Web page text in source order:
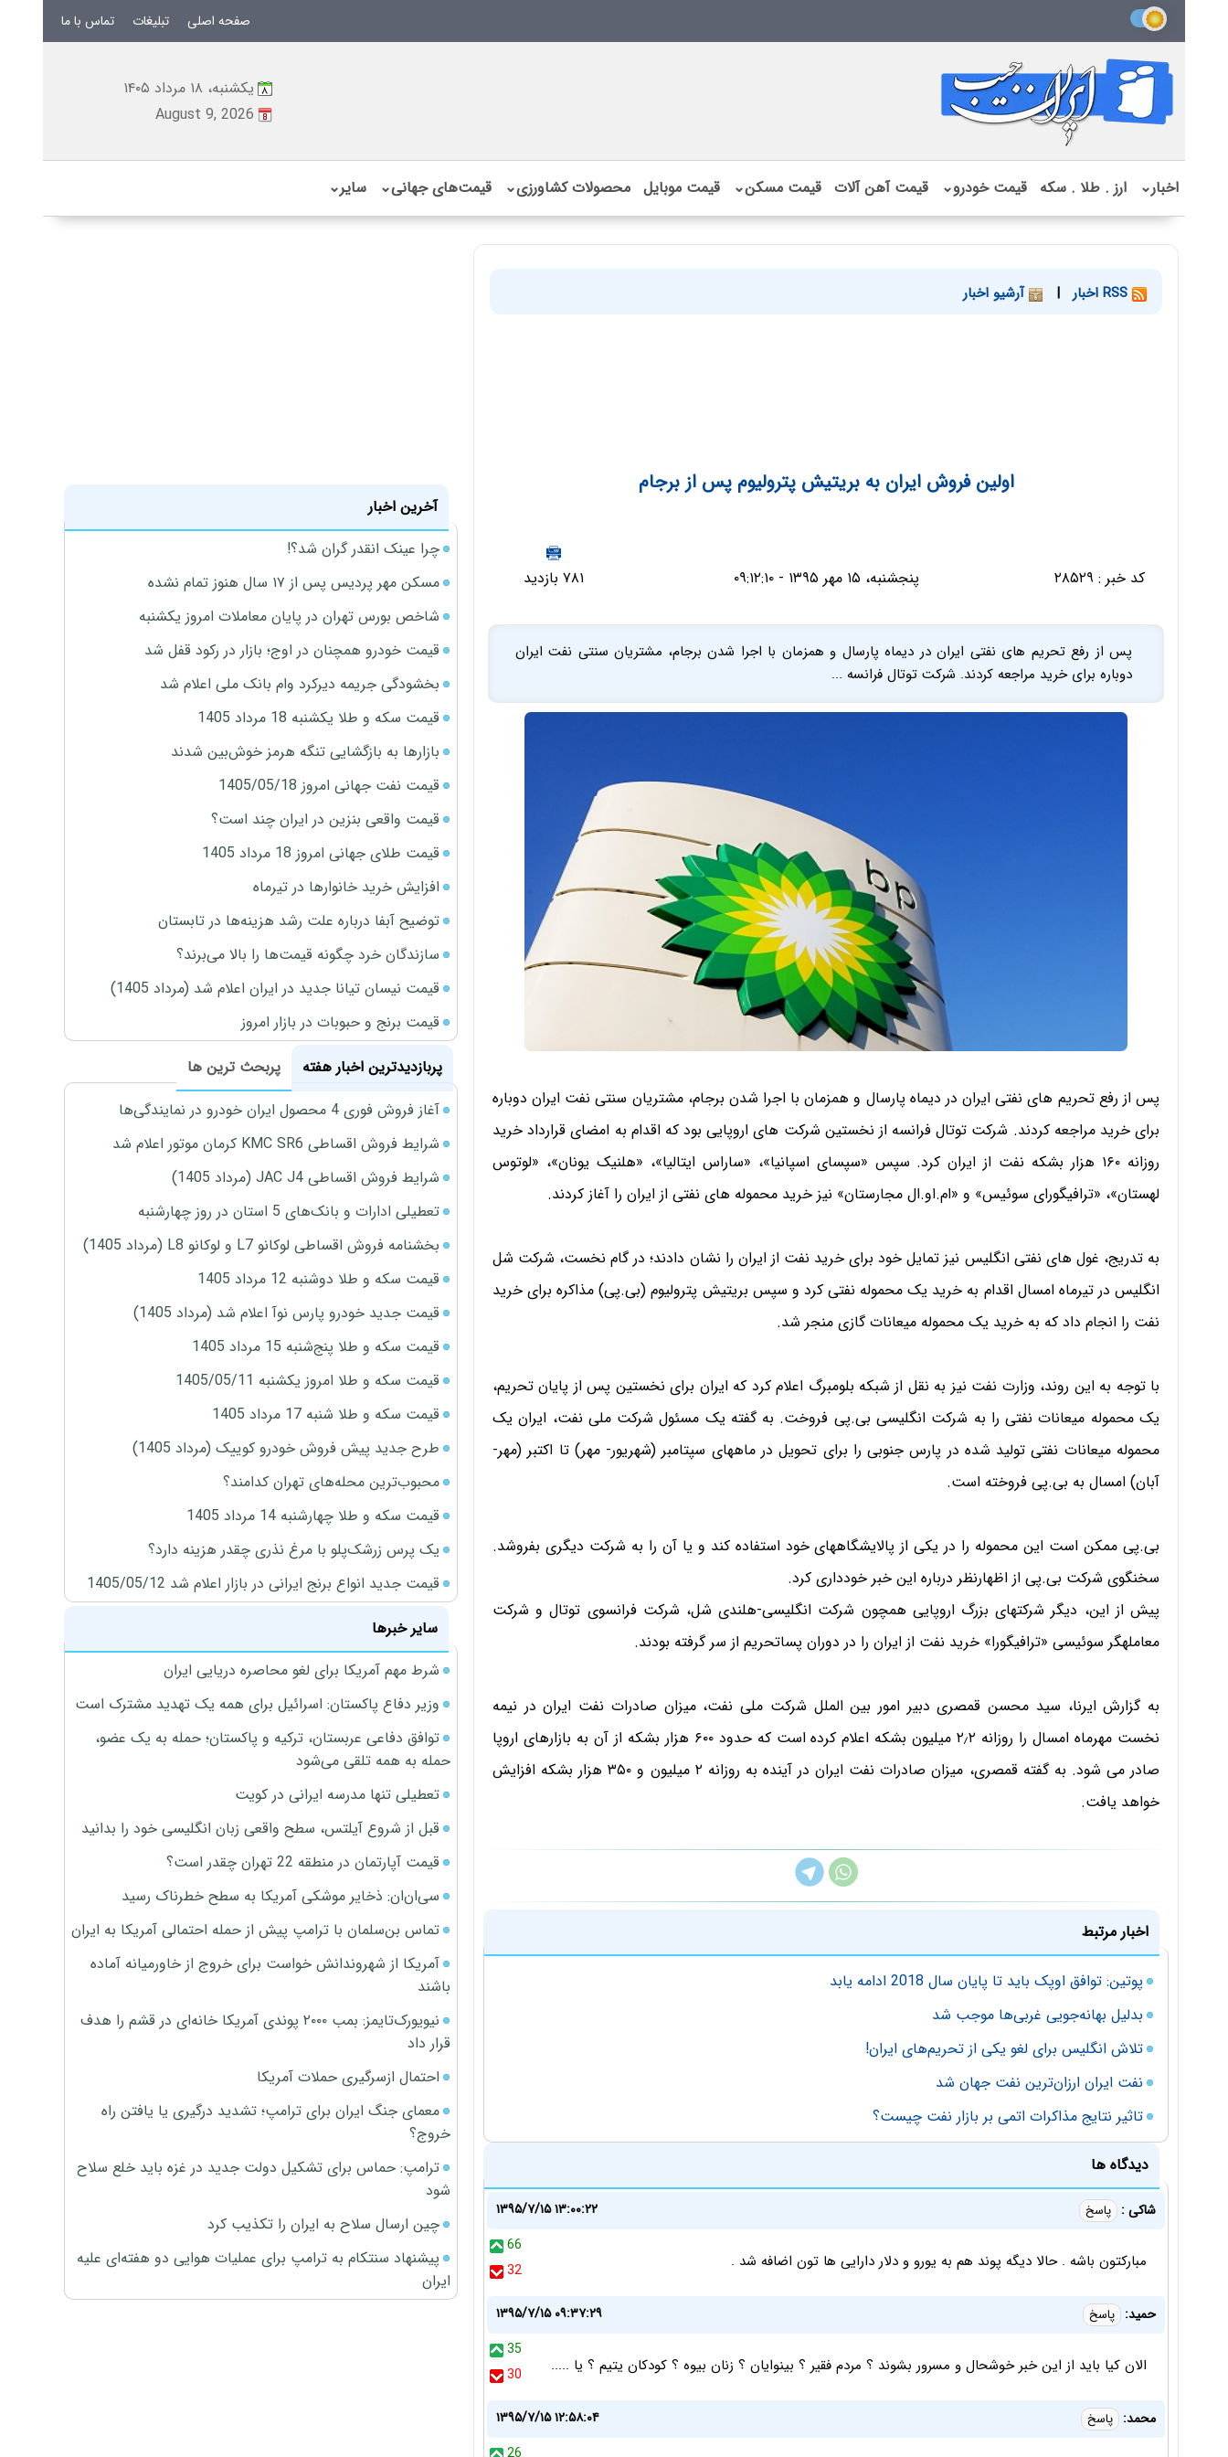
صفحه اصلی تبلیغات تماس با ما
یکشنبه، ۱۸ مرداد ۱۴۰۵
August 9, 2026
اخبار⌄ ارز . طلا . سکه قیمت خودرو⌄ قیمت آهن آلات قیمت مسکن⌄ قیمت موبایل محصولات کشاورزی⌄ قیمت‌های جهانی⌄ سایر⌄
| آرشیو اخبار
اولین فروش ایران به بریتیش پترولیوم پس از برجام
کد خبر : ۲۸۵۲۹ پنجشنبه، ۱۵ مهر ۱۳۹۵ - ۰۹:۱۲:۱۰ ۷۸۱ بازدید
پس از رفع تحریم های نفتی ایران در دیماه پارسال و همزمان با اجرا شدن برجام، مشتریان سنتی نفت ایران
دوباره برای خرید مراجعه کردند. شرکت توتال فرانسه ...
پس از رفع تحریم های نفتی ایران در دیماه پارسال و همزمان با اجرا شدن برجام، مشتریان سنتی نفت ایران دوباره
برای خرید مراجعه کردند. شرکت توتال فرانسه از نخستین شرکت های اروپایی بود که اقدام به امضای قرارداد خرید
روزانه ۱۶۰ هزار بشکه نفت از ایران کرد. سپس «سپسای اسپانیا»، «ساراس ایتالیا»، «هلنیک یونان»، «لوتوس
لهستان»، «ترافیگورای سوئیس» و «ام.او.ال مجارستان» نیز خرید محموله های نفتی از ایران را آغاز کردند.
به تدریج، غول های نفتی انگلیس نیز تمایل خود برای خرید نفت از ایران را نشان دادند؛ در گام نخست، شرکت شل
انگلیس در تیرماه امسال اقدام به خرید یک محموله نفتی کرد و سپس بریتیش پترولیوم (بی.پی) مذاکره برای خرید
نفت را انجام داد که به خرید یک محموله میعانات گازی منجر شد.
با توجه به این روند، وزارت نفت نیز به نقل از شبکه بلومبرگ اعلام کرد که ایران برای نخستین پس از پایان تحریم،
یک محموله میعانات نفتی را به شرکت انگلیسی بی.پی فروخت. به گفته یک مسئول شرکت ملی نفت، ایران یک
محموله میعانات نفتی تولید شده در پارس جنوبی را برای تحویل در ماه‎های سپتامبر (شهریور- مهر) تا اکتبر (مهر-
آبان) امسال به بی.پی فروخته است.
بی.پی ممکن است این محموله را در یکی از پالایشگاه‎های خود استفاده کند و یا آن را به شرکت دیگری بفروشد.
سخنگوی شرکت بی.پی از اظهارنظر درباره این خبر خودداری کرد.
پیش از این، دیگر شرکت‎های بزرگ اروپایی همچون شرکت انگلیسی-هلندی شل، شرکت فرانسوی توتال و شرکت
معامله‎گر سوئیسی «ترافیگورا» خرید نفت از ایران را در دوران پساتحریم از سر گرفته بودند.
به گزارش ایرنا، سید محسن قمصری دبیر امور بین الملل شرکت ملی نفت، میزان صادرات نفت ایران در نیمه
نخست مهرماه امسال را روزانه ۲٫۲ میلیون بشکه اعلام کرده است که حدود ۶۰۰ هزار بشکه از آن به بازارهای اروپا
صادر می شود. به گفته قمصری، میزان صادرات نفت ایران در آینده به روزانه ۲ میلیون و ۳۵۰ هزار بشکه افزایش
خواهد یافت.
اخبار مرتبط
پوتین: توافق اوپک باید تا پایان سال 2018 ادامه یابد
بدلیل بهانه‌جویی غربی‌ها موجب شد
تلاش انگلیس برای لغو یکی از تحریم‌های ایران!
نفت ایران ارزان‌ترین نفت جهان شد
تاثیر نتایج مذاکرات اتمی بر بازار نفت چیست؟
دیدگاه ها
شاکی : پاسخ
۱۳۹۵/۷/۱۵ ۱۳:۰۰:۲۲
66
32
مبارکتون باشه . حالا دیگه پوند هم به یورو و دلار دارایی ها تون اضافه شد .
حمید: پاسخ
۱۳۹۵/۷/۱۵ ۰۹:۳۷:۲۹
35
30
الان کیا باید از این خبر خوشحال و مسرور بشوند ؟ مردم فقیر ؟ بینوایان ؟ زنان بیوه ؟ کودکان یتیم ؟ یا .....
محمد: پاسخ
۱۳۹۵/۷/۱۵ ۱۲:۵۸:۰۴
آخرین اخبار
چرا عینک انقدر گران شد؟!
مسکن مهر پردیس پس از ۱۷ سال هنوز تمام نشده
شاخص بورس تهران در پایان معاملات امروز یکشنبه
قیمت خودرو همچنان در اوج؛ بازار در رکود قفل شد
بخشودگی جریمه دیرکرد وام بانک ملی اعلام شد
قیمت سکه و طلا یکشنبه 18 مرداد 1405
بازارها به بازگشایی تنگه هرمز خوش‌بین شدند
قیمت نفت جهانی امروز 1405/05/18
قیمت واقعی بنزین در ایران چند است؟
قیمت طلای جهانی امروز 18 مرداد 1405
افزایش خرید خانوارها در تیرماه
توضیح آبفا درباره علت رشد هزینه‌ها در تابستان
سازندگان خرد چگونه قیمت‌ها را بالا می‌برند؟
قیمت نیسان تیانا جدید در ایران اعلام شد (مرداد 1405)
قیمت برنج و حبوبات در بازار امروز
پربازدیدترین اخبار هفته
پربحث ترین ها
آغاز فروش فوری 4 محصول ایران خودرو در نمایندگی‌ها
شرایط فروش اقساطی KMC SR6 کرمان موتور اعلام شد
شرایط فروش اقساطی JAC J4 (مرداد 1405)
تعطیلی ادارات و بانک‌های 5 استان در روز چهارشنبه
بخشنامه فروش اقساطی لوکانو L7 و لوکانو L8 (مرداد 1405)
قیمت سکه و طلا دوشنبه 12 مرداد 1405
قیمت جدید خودرو پارس نوآ اعلام شد (مرداد 1405)
قیمت سکه و طلا پنج‌شنبه 15 مرداد 1405
قیمت سکه و طلا امروز یکشنبه 1405/05/11
قیمت سکه و طلا شنبه 17 مرداد 1405
طرح جدید پیش فروش خودرو کوییک (مرداد 1405)
محبوب‌ترین محله‌های تهران کدامند؟
قیمت سکه و طلا چهارشنبه 14 مرداد 1405
یک پرس زرشک‌پلو با مرغ نذری چقدر هزینه دارد؟
قیمت جدید انواع برنج ایرانی در بازار اعلام شد 1405/05/12
سایر خبرها
شرط مهم آمریکا برای لغو محاصره دریایی ایران
وزیر دفاع پاکستان: اسرائیل برای همه یک تهدید مشترک است
توافق دفاعی عربستان، ترکیه و پاکستان؛ حمله به یک عضو،
حمله به همه تلقی می‌شود
تعطیلی تنها مدرسه ایرانی در کویت
قبل از شروع آیلتس، سطح واقعی زبان انگلیسی خود را بدانید
قیمت آپارتمان در منطقه 22 تهران چقدر است؟
سی‌ان‌ان: ذخایر موشکی آمریکا به سطح خطرناک رسید
تماس بن‌سلمان با ترامپ پیش از حمله احتمالی آمریکا به ایران
آمریکا از شهروندانش خواست برای خروج از خاورمیانه آماده
باشند
نیویورک‌تایمز: بمب ۲۰۰۰ پوندی آمریکا خانه‌ای در قشم را هدف
قرار داد
احتمال ازسرگیری حملات آمریکا
معمای جنگ ایران برای ترامپ؛ تشدید درگیری یا یافتن راه
خروج؟
ترامپ: حماس برای تشکیل دولت جدید در غزه باید خلع سلاح
شود
چین ارسال سلاح به ایران را تکذیب کرد
پیشنهاد سنتکام به ترامپ برای عملیات هوایی دو هفته‌ای علیه
ایران